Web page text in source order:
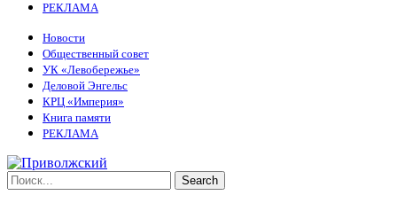
РЕКЛАМА
Новости
Общественный совет
УК «Левобережье»
Деловой Энгельс
КРЦ «Империя»
Книга памяти
РЕКЛАМА